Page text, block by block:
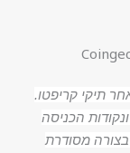
תיקי קריפטו.
הכניסה
מסודרת